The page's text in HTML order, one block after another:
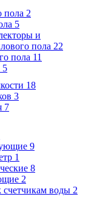
пола 2
5
и
пола 22
пола 11
5
18
3
7
9
1
8
2
воды 2